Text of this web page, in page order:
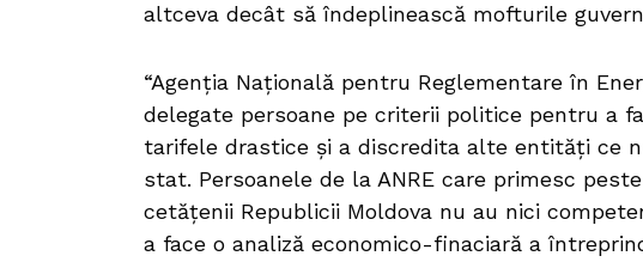
altceva decât să îndeplinească mofturile
“Agenția Națională pentru Reglementare în
delegate persoane pe criterii politice pentru a
tarifele drastice și a discredita alte entități ce
stat. Persoanele de la ANRE care primesc
cetățenii Republicii Moldova nu au nici
a face o analiză economico-finaciară a